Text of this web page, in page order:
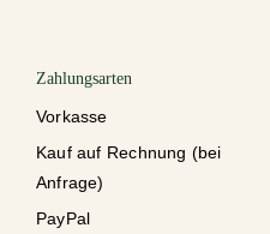
Zahlungsarten
Vorkasse
Kauf auf Rechnung (bei
Anfrage)
PayPal